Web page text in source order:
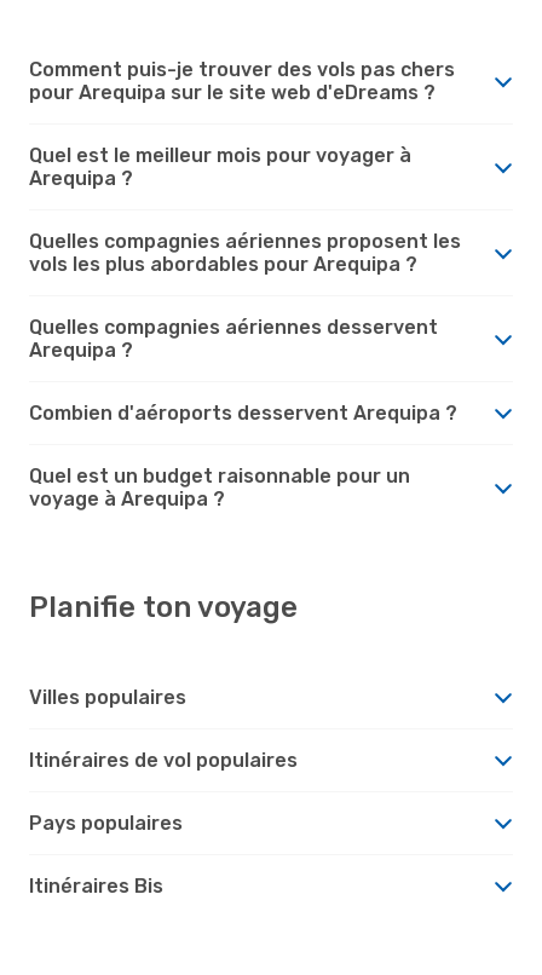
Comment puis-je trouver des vols pas chers
pour Arequipa sur le site web d'eDreams ?
Quel est le meilleur mois pour voyager à
Arequipa ?
Quelles compagnies aériennes proposent les
vols les plus abordables pour Arequipa ?
Quelles compagnies aériennes desservent
Arequipa ?
Combien d'aéroports desservent Arequipa ?
Quel est un budget raisonnable pour un
voyage à Arequipa ?
Planifie ton voyage
Villes populaires
Itinéraires de vol populaires
Pays populaires
Itinéraires Bis